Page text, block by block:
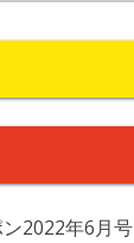
2022年6月号